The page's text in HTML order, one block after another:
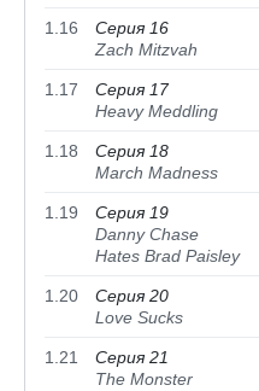
1.16
Серия 16
Zach Mitzvah
1.17
Серия 17
Heavy Meddling
1.18
Серия 18
March Madness
1.19
Серия 19
Danny Chase
Hates Brad Paisley
1.20
Серия 20
Love Sucks
1.21
Серия 21
The Monster